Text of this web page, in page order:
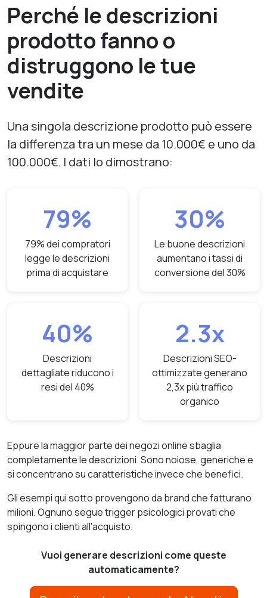
Perché le descrizioni
prodotto fanno o
distruggono le tue
vendite
Una singola descrizione prodotto può essere
la differenza tra un mese da 10.000€ e uno da
100.000€. I dati lo dimostrano:
79%
79% dei compratori
legge le descrizioni
prima di acquistare
30%
Le buone descrizioni
aumentano i tassi di
conversione del 30%
40%
Descrizioni
dettagliate riducono i
resi del 40%
2.3x
Descrizioni SEO-
ottimizzate generano
2,3x più traffico
organico
Eppure la maggior parte dei negozi online sbaglia
completamente le descrizioni. Sono noiose, generiche e
si concentrano su caratteristiche invece che benefici.
Gli esempi qui sotto provengono da brand che fatturano
milioni. Ognuno segue trigger psicologici provati che
spingono i clienti all'acquisto.
Vuoi generare descrizioni come queste
automaticamente?